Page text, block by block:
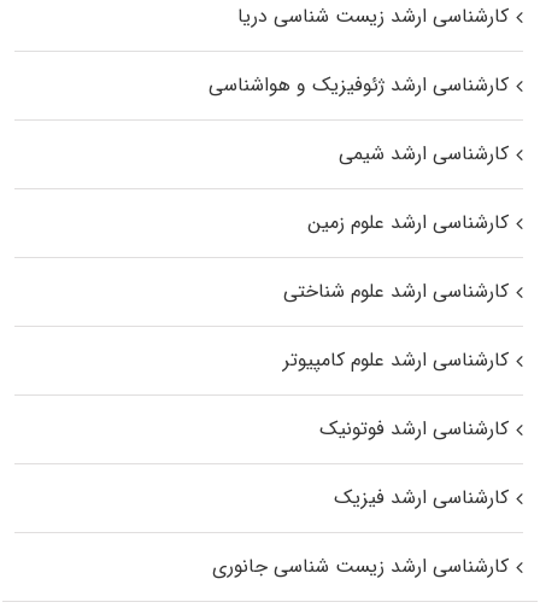
کارشناسی ارشد زیست‌ شناسی دریا
کارشناسی ارشد ژئوفیزیک و هواشناسی
کارشناسی ارشد شیمی
کارشناسی ارشد علوم زمین
کارشناسی ارشد علوم شناختی
کارشناسی ارشد علوم کامپیوتر
کارشناسی ارشد فوتونیک
کارشناسی ارشد فیزیک
کارشناسی ارشد زیست‌ شناسی جانوری